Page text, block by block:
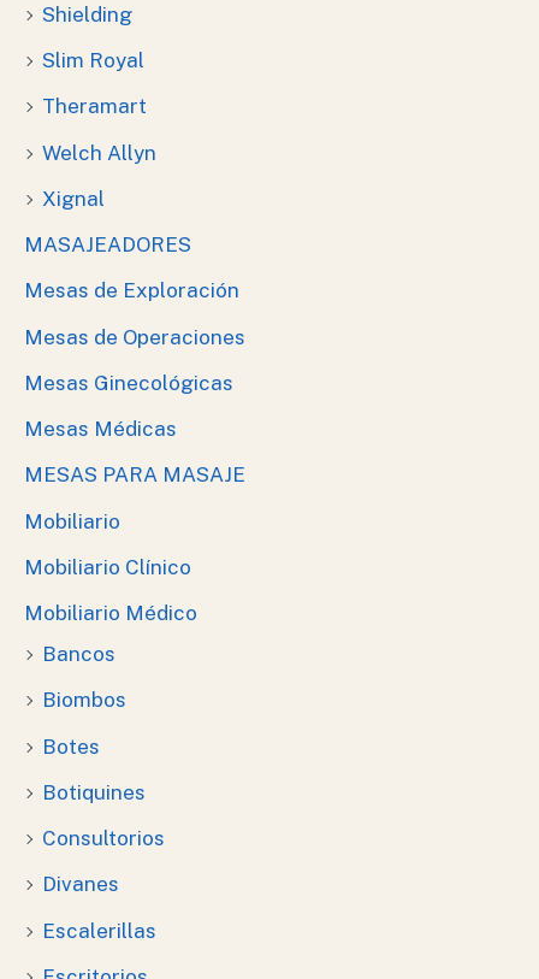
Shielding
Slim Royal
Theramart
Welch Allyn
Xignal
MASAJEADORES
Mesas de Exploración
Mesas de Operaciones
Mesas Ginecológicas
Mesas Médicas
MESAS PARA MASAJE
Mobiliario
Mobiliario Clínico
Mobiliario Médico
Bancos
Biombos
Botes
Botiquines
Consultorios
Divanes
Escalerillas